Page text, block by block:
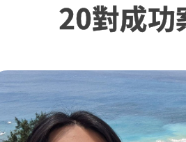
20對成功